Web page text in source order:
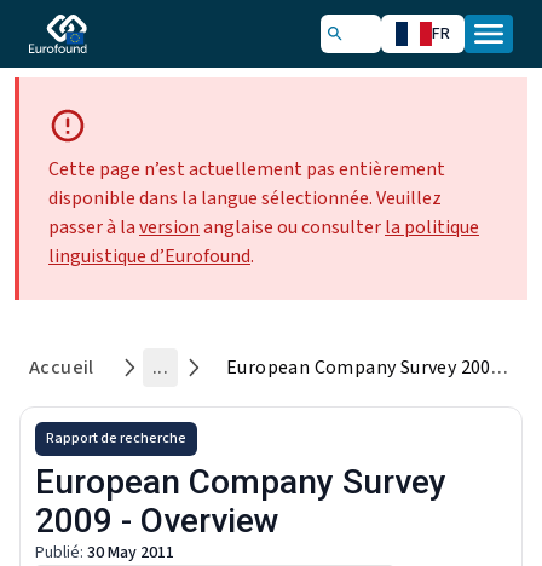
FR
Cette page n’est actuellement pas entièrement
disponible dans la langue sélectionnée. Veuillez
passer à laversionanglaise ou consulterla politique
linguistique d’Eurofound.
Accueil ... European Company Survey 2009 - Overview
Rapport de recherche
European Company Survey
2009 - Overview
Publié: 30 May 2011